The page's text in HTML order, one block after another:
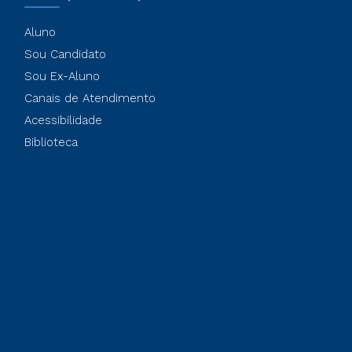
Aluno
Sou Candidato
Sou Ex-Aluno
Canais de Atendimento
Acessibilidade
Biblioteca